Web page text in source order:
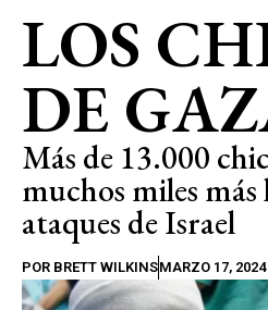
LOS
DE
Más de 13.000
muchos miles
ataques de Israel
POR BRETT WILKINSMARZO 17, 2024